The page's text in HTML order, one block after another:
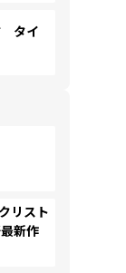
タイ
リスト
新作